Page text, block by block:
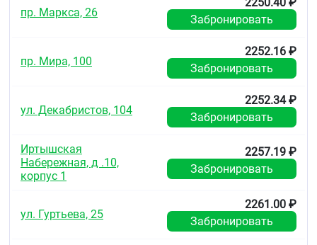
пр. Маркса, 26
Забронировать
пр. Мира, 100
2252.16 ₽
Забронировать
ул. Декабристов, 104
2252.34 ₽
Забронировать
Иртышская
Набережная, д .10,
корпус 1
2257.19 ₽
Забронировать
ул. Гуртьева, 25
2261.00 ₽
Забронировать